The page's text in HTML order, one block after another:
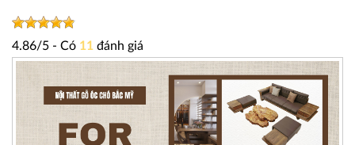
4.86/5 - Có 11 đánh giá